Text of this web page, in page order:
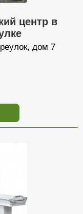
центр в
дом 7